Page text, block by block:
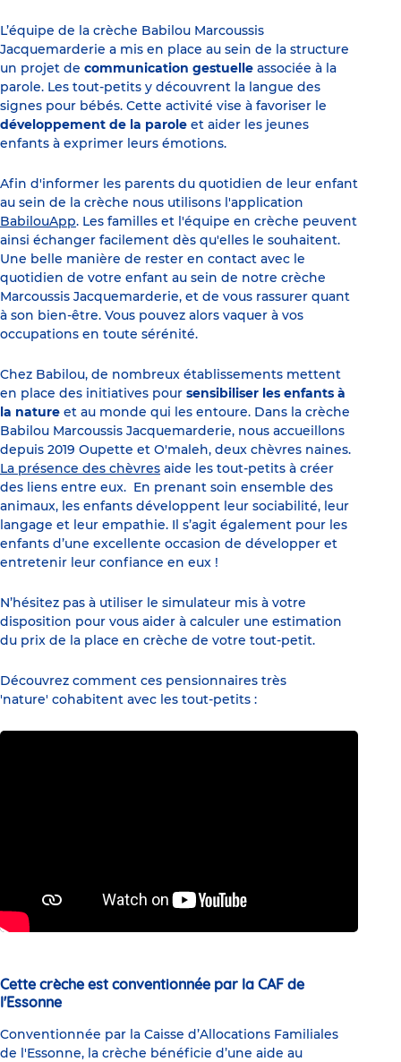
L’équipe de la crèche Babilou Marcoussis
Jacquemarderie a mis en place au sein de la structure
un projet de communication gestuelle associée à la
parole. Les tout-petits y découvrent la langue des
signes pour bébés. Cette activité vise à favoriser le
développement de la parole et aider les jeunes
enfants à exprimer leurs émotions.
Afin d'informer les parents du quotidien de leur enfant
au sein de la crèche nous utilisons l'application
BabilouApp. Les familles et l'équipe en crèche peuvent
ainsi échanger facilement dès qu'elles le souhaitent.
Une belle manière de rester en contact avec le
quotidien de votre enfant au sein de notre crèche
Marcoussis Jacquemarderie, et de vous rassurer quant
à son bien-être. Vous pouvez alors vaquer à vos
occupations en toute sérénité.
Chez Babilou, de nombreux établissements mettent
en place des initiatives pour sensibiliser les enfants à
la nature et au monde qui les entoure. Dans la crèche
Babilou Marcoussis Jacquemarderie, nous accueillons
depuis 2019 Oupette et O'maleh, deux chèvres naines.
La présence des chèvres aide les tout-petits à créer
des liens entre eux. En prenant soin ensemble des
animaux, les enfants développent leur sociabilité, leur
langage et leur empathie. Il s’agit également pour les
enfants d’une excellente occasion de développer et
entretenir leur confiance en eux !
N’hésitez pas à utiliser le simulateur mis à votre
disposition pour vous aider à calculer une estimation
du prix de la place en crèche de votre tout-petit.
Découvrez comment ces pensionnaires très
'nature' cohabitent avec les tout-petits :
Cette crèche est conventionnée par la CAF de
l'Essonne
Conventionnée par la Caisse d’Allocations Familiales
de l'Essonne, la crèche bénéficie d’une aide au